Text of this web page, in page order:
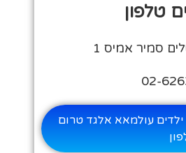
טלפון
סמיר אמיס 1
עולמאא אלגד טרום